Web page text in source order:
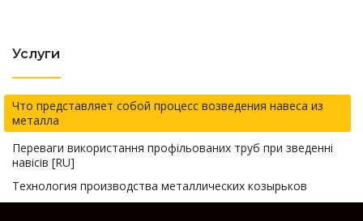
Услуги
Что представляет собой процесс возведения навеса из
металла
Переваги використання профільованих труб при зведенні
навісів [RU]
Технология производства металлических козырьков